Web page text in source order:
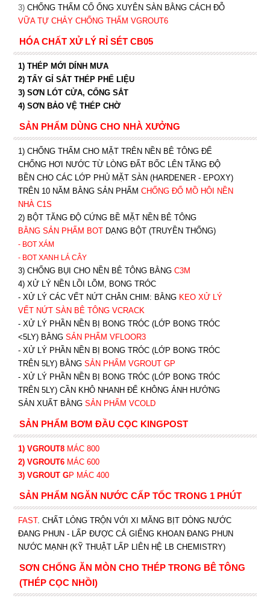
3) CHỐNG THẤM CỔ ỐNG XUYÊN SÀN BẰNG CÁCH ĐỖ
VỮA TỰ CHẢY CHỐNG THẤM VGROUT6
HÓA CHẤT XỬ LÝ RỈ SÉT CB05
1) THÉP MỚI DÍNH MƯA
2) TẨY GỈ SẮT THÉP PHẾ LIỆU
3) SƠN LÓT CỬA, CỔNG SẮT
4) SƠN BẢO VỆ THÉP CHỜ
SẢN PHẨM DÙNG CHO NHÀ XƯỞNG
1) CHỐNG THẤM CHO MẶT TRÊN NỀN BÊ TÔNG ĐỂ
CHỐNG HƠI NƯỚC TỪ LÒNG ĐẤT BỐC LÊN TĂNG ĐỘ
BỀN CHO CÁC LỚP PHỦ MẶT SÀN (HARDENER - EPOXY)
TRÊN 10 NĂM BẰNG SẢN PHẨM CHỐNG ĐỔ MỒ HÔI NỀN
NHÀ C1S
2) BỘT TĂNG ĐỘ CỨNG BỀ MẶT NỀN BÊ TÔNG
BẰNG SẢN PHẨM BOTDẠNG BỘT (TRUYỀN THỐNG)
- BOT XÁM
- BOT XANH LÁ CÂY
3) CHỐNG BỤI CHO NỀN BÊ TÔNG BẰNG C3M
4) XỬ LÝ NỀN LỒI LÕM, BONG TRÓC
- XỬ LÝ CÁC VẾT NỨT CHÂN CHIM: BẰNG KEO XỬ LÝ
VẾT NỨT SÀN BÊ TÔNG VCRACK
- XỬ LÝ PHẦN NỀN BỊ BONG TRÓC (LỚP BONG TRÓC
<5LY) BẰNG SẢN PHẨM VFLOOR3
- XỬ LÝ PHẦN NỀN BỊ BONG TRÓC (LỚP BONG TRÓC
TRÊN 5LY) BẰNG SẢN PHẨM VGROUT GP
- XỬ LÝ PHẦN NỀN BỊ BONG TRÓC (LỚP BONG TRÓC
TRÊN 5LY) CẦN KHÔ NHANH ĐỂ KHÔNG ẢNH HƯỞNG
SẢN XUẤT BẰNG SẢN PHẨM VCOLD
SẢN PHẨM BƠM ĐẦU CỌC KINGPOST
1) VGROUT8 MÁC 800
2) VGROUT6MÁC 600
3) VGROUT GP MÁC 400
SẢN PHẨM NGĂN NƯỚC CẤP TỐC TRONG 1 PHÚT
FAST. CHẤT LỎNG TRỘN VỚI XI MĂNG BỊT DÒNG NƯỚC
ĐANG PHUN - LẤP ĐƯỢC CẢ GIẾNG KHOAN ĐANG PHUN
NƯỚC MẠNH (KỸ THUẬT LẤP LIÊN HỆ LB CHEMISTRY)
SƠN CHỐNG ĂN MÒN CHO THÉP TRONG BÊ TÔNG
(THÉP CỌC NHỒI)